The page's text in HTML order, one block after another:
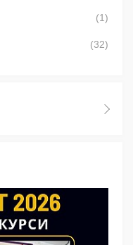
(1)
(32)